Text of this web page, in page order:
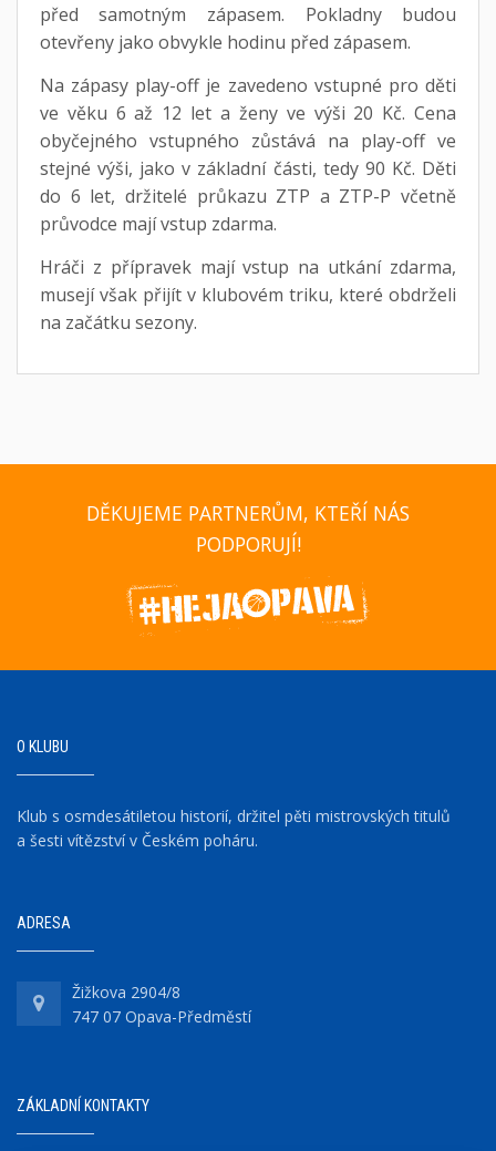
před samotným zápasem. Pokladny budou
otevřeny jako obvykle hodinu před zápasem.
Na zápasy play-off je zavedeno vstupné pro děti
ve věku 6 až 12 let a ženy ve výši 20 Kč. Cena
obyčejného vstupného zůstává na play-off ve
stejné výši, jako v základní části, tedy 90 Kč. Děti
do 6 let, držitelé průkazu ZTP a ZTP-P včetně
průvodce mají vstup zdarma.
Hráči z přípravek mají vstup na utkání zdarma,
musejí však přijít v klubovém triku, které obdrželi
na začátku sezony.
DĚKUJEME PARTNERŮM, KTEŘÍ NÁS
PODPORUJÍ!
O KLUBU
Klub s osmdesátiletou historií, držitel pěti mistrovských titulů
a šesti vítězství v Českém poháru.
ADRESA
Žižkova 2904/8
747 07 Opava-Předměstí
ZÁKLADNÍ KONTAKTY